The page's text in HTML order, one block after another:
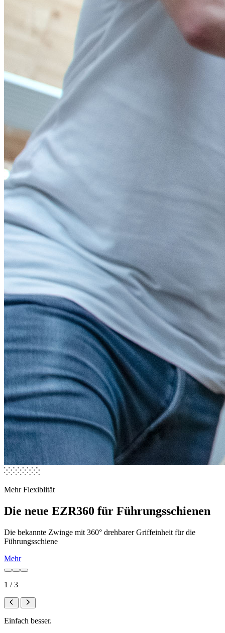
Mehr Flexiblität
Die neue EZR360 für Führungsschienen
Die bekannte Zwinge mit 360° drehbarer Griffeinheit für die
Führungsschiene
Mehr
1 / 3
Einfach besser.